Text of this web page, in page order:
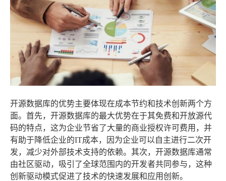
开源数据库的优势主要体现在成本节约和技术创新两个方
面。首先，开源数据库的最大优势在于其免费和开放源代
码的特点，这为企业节省了大量的商业授权许可费用，并
有助于降低企业的IT成本，因为企业可以自主进行二次开
发，减少对外部技术支持的依赖。其次，开源数据库通常
由社区驱动，吸引了全球范围内的开发者共同参与，这种
创新驱动模式促进了技术的快速发展和应用创新。